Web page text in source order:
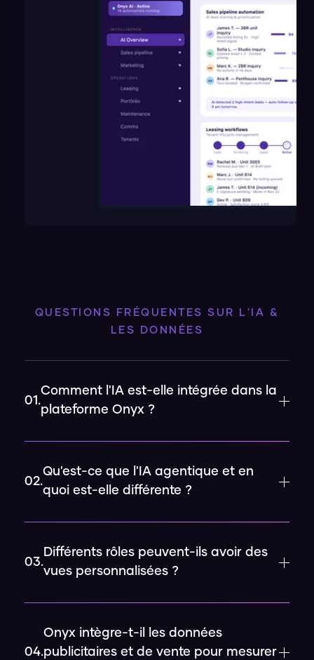
QUESTIONS FRÉQUENTES SUR L'IA &
LES DONNÉES
01.
Comment l'IA est-elle intégrée dans la
plateforme Onyx ?
02.
Qu'est-ce que l'IA agentique et en
quoi est-elle différente ?
03.
Différents rôles peuvent-ils avoir des
vues personnalisées ?
04.
Onyx intègre-t-il les données
publicitaires et de vente pour mesurer